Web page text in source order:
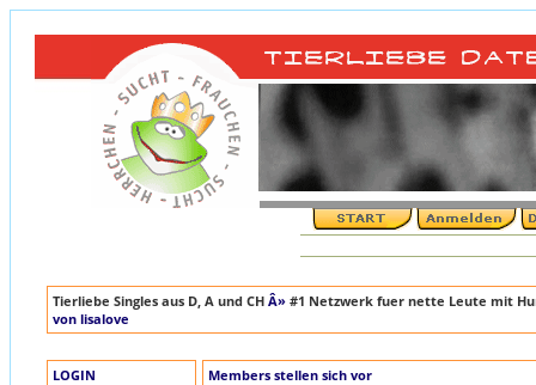
Tierliebe Singles aus D, A und CH Â» #1 Netzwerk fuer nette Leute mit
von lisalove
LOGIN
Members stellen sich vor